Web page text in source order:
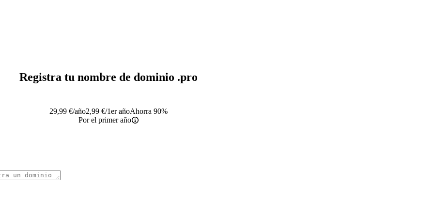
Registra tu nombre de dominio .pro
29,99 €/año2,99 €/1er añoAhorra 90%
Por el primer año